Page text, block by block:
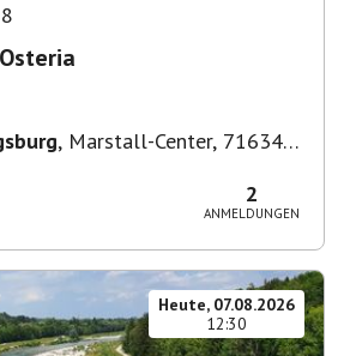
, Marstall-Center, 71634
2
ANMELDUNGEN
Heute, 07.08.2026
12:30